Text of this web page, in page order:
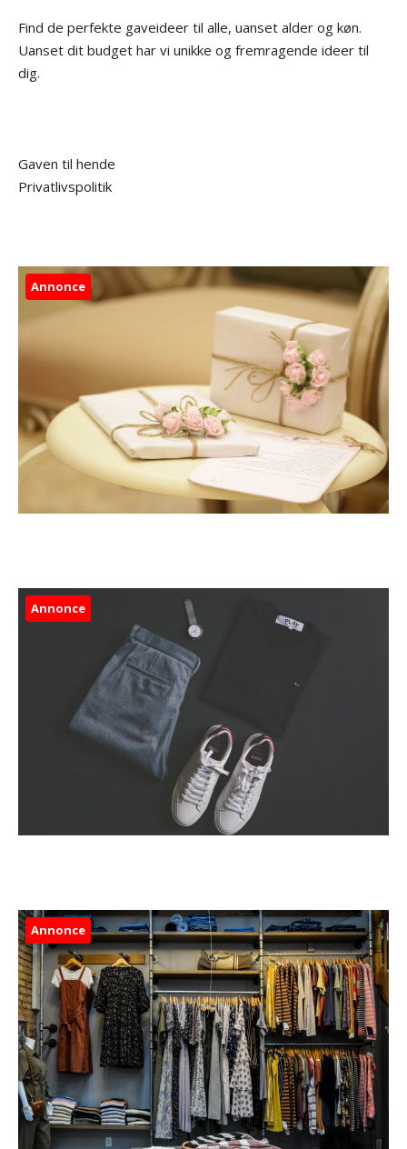
Find de perfekte gaveideer til alle, uanset alder og køn.
Uanset dit budget har vi unikke og fremragende ideer til
dig.
Gaven til hende
Privatlivspolitik
Annonce
Annonce
Annonce